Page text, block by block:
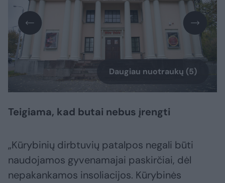
Daugiau nuotraukų (5)
Teigiama, kad butai nebus įrengti
„Kūrybinių dirbtuvių patalpos negali būti
naudojamos gyvenamajai paskirčiai, dėl
nepakankamos insoliacijos. Kūrybinės